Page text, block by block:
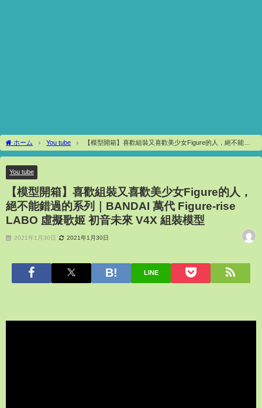
ホーム You tube
【模型開箱】喜歡組裝又喜歡美少女Figure的人，絕不能錯
過的系列｜BANDAI 萬代 Figure-rise LABO 虛擬歌姬 初音未來 V4X 組裝模型
You tube
【模型開箱】喜歡組裝又喜歡美少女Figure的人，
絕不能錯過的系列｜BANDAI 萬代 Figure-rise
LABO 虛擬歌姬 初音未來 V4X 組裝模型
2021年1月30日 2021年1月30日
LINE